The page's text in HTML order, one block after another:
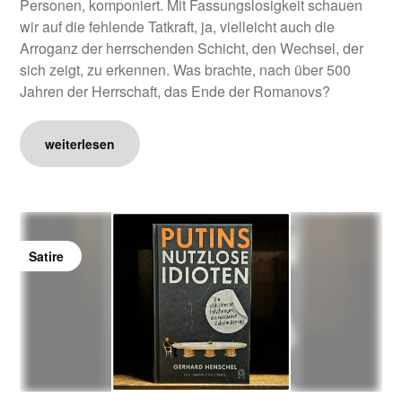
Personen, komponiert. Mit Fassungslosigkeit schauen
wir auf die fehlende Tatkraft, ja, vielleicht auch die
Arroganz der herrschenden Schicht, den Wechsel, der
sich zeigt, zu erkennen. Was brachte, nach über 500
Jahren der Herrschaft, das Ende der Romanovs?
weiterlesen
Satire